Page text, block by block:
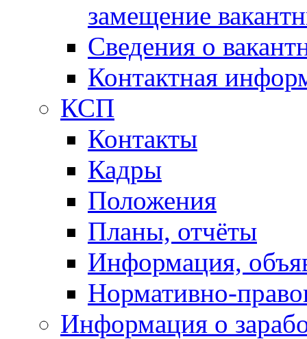
замещение
Сведения о
Контактная
КСП
Контакты
Кадры
Положения
Планы, отчёты
Информация,
Нормативно-
Информация о